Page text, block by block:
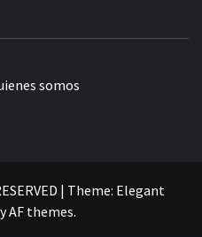
somos
| Theme: Elegant
AF themes.